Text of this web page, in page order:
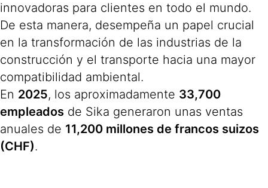
innovadoras para clientes en todo el mundo.
De esta manera, desempeña un papel crucial
en la transformación de las industrias de la
construcción y el transporte hacia una mayor
compatibilidad ambiental.
En 2025, los aproximadamente 33,700
empleados de Sika generaron unas ventas
anuales de 11,200 millones de francos suizos
(CHF).